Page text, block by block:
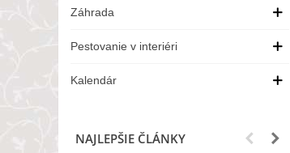
Záhrada
Pestovanie v interiéri
Kalendár
NAJLEPŠIE ČLÁNKY